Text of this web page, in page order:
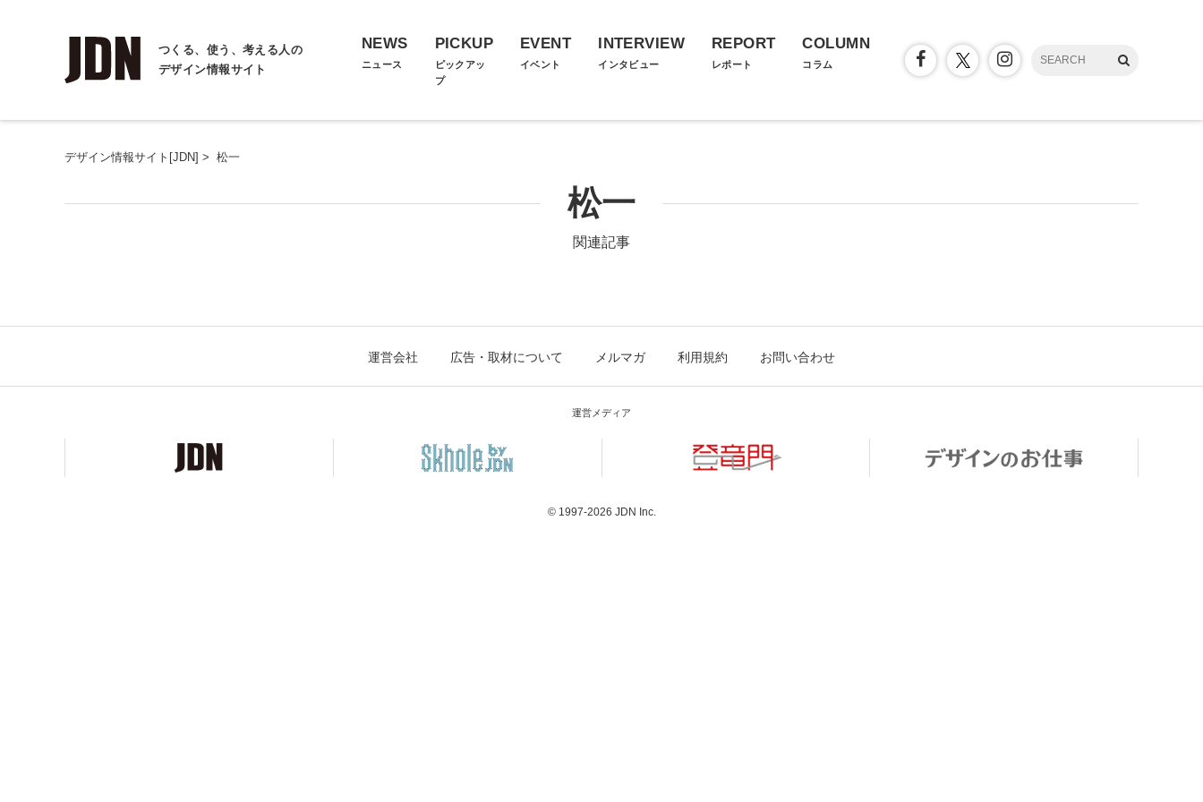
つくる、使う、考える人の
デザイン情報サイト
NEWS
ニュース
PICKUP
ピックアッ
プ
EVENT
イベント
INTERVIEW
インタビュー
REPORT
レポート
COLUMN
コラム
デザイン情報サイト[JDN] > 松一
松一
関連記事
運営会社 広告・取材について メルマガ 利用規約 お問い合わせ
運営メディア
© 1997-2026 JDN Inc.